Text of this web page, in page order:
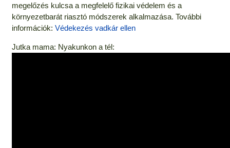
megelőzés kulcsa a megfelelő fizikai védelem és a
környezetbarát riasztó módszerek alkalmazása. További
információk: Védekezés vadkár ellen
Jutka mama: Nyakunkon a tél: